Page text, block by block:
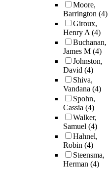
Moore,
Barrington (4)
Giroux,
Henry A(4)
Buchanan,
James M (4)
Johnston,
David (4)
Shiva,
Vandana (4)
Spohn,
Cassia (4)
Walker,
Samuel (4)
Hahnel,
Robin (4)
Steensma,
Herman (4)